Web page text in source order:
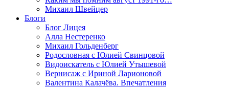
Михаил Швейцер
Блоги
Блог Лицея
Алла Нестеренко
Михаил Гольденберг
Родословная с Юлией Свинцовой
Видоискатель с Юлией Утышевой
Вернисаж с Ириной Ларионовой
Валентина Калачёва. Впечатления